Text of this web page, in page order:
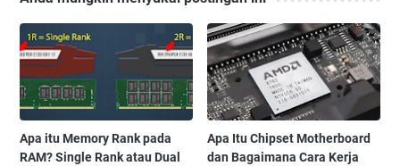
Apa itu Memory Rank pada
RAM? Single Rank atau Dual
Apa Itu Chipset Motherboard
dan Bagaimana Cara Kerja